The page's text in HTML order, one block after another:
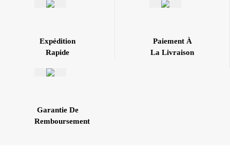
Paiement À
La Livraison
Expédition
Rapide
Garantie De
Remboursement